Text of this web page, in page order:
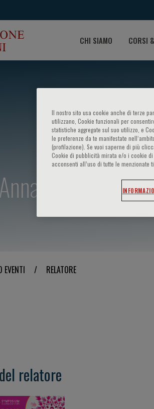
CHI SIAMO CORSI
Anna Fagotti
EVENTI / RELATORE
relatore
Il nostro sito usa cookie anche di terze
utilizzano, Cookie funzionali per
statistiche aggregate sul suo utilizzo, e
le preferenze da te manifestate
(profilazione). Se vuoi saperne di più
Cookie di pubblicità mirata e/o i cookie di
acconsenti all’uso di tutte le menzionate